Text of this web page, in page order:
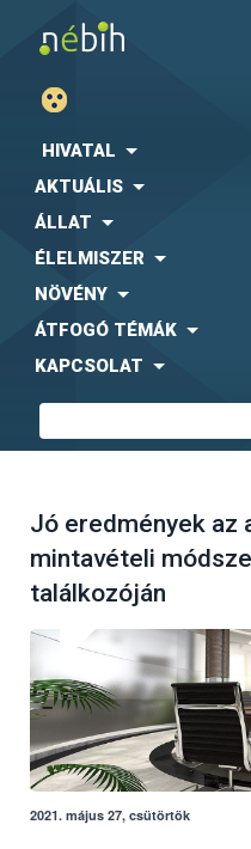
HIVATAL
AKTUÁLIS
ÁLLAT
ÉLELMISZER
NÖVÉNY
ÁTFOGÓ TÉMÁK
KAPCSOLAT
Jó eredmények az
mintavételi
találkozóján
2021. május 27, csütörtök